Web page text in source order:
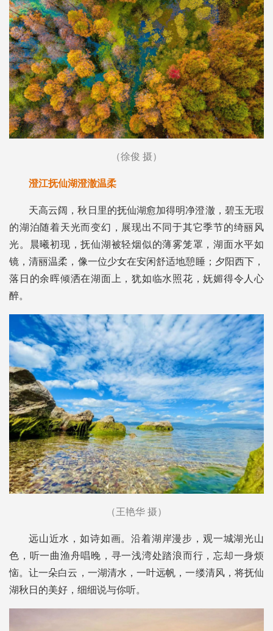
（徐俊 摄）
澄江抚仙湖澄澈温柔
天高云阔，秋日里的抚仙湖愈加得明净澄澈，碧玉无瑕
的湖泊随着天光而变幻，展现出不同于其它季节的绮丽风
光。晨曦初现，抚仙湖被轻烟似的薄雾笼罩，湖面水平如
镜，清丽温柔，像一位少女在安闲舒适地憩睡；夕阳西下，
落日的余晖倾洒在湖面上，犹如临水照花，妩媚得令人心
醉。
（王艳华 摄）
远山近水，如诗如画。沿着湖岸漫步，观一城湖光山
色，听一曲渔舟唱晚，寻一浅湾处踏浪而行，忘却一身烦
恼。让一朵白云，一湖清水，一叶远帆，一缕清风，将抚仙
湖秋日的美好，细细说与你听。